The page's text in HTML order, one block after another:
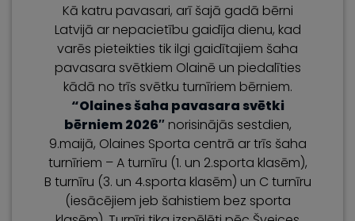
Kā katru pavasari, arī šajā gadā bērni
Latvijā ar nepacietību gaidīja dienu, kad
varēs pieteikties tik ilgi gaidītajiem šaha
pavasara svētkiem Olainē un piedalīties
kādā no trīs svētku turnīriem bērniem.
“Olaines šaha pavasara svētki
bērniem 2026″norisinājās sestdien,
9.maijā, Olaines Sporta centrā ar trīs šaha
turnīriem – A turnīru (1. un 2.sporta klasēm),
B turnīru (3. un 4.sporta klasēm) un C turnīru
(iesācējiem jeb šahistiem bez sporta